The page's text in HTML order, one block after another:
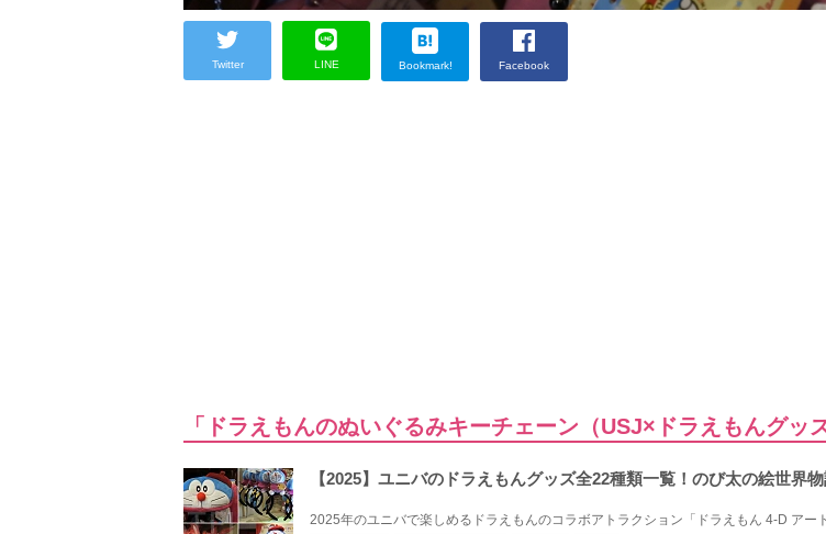
Twitter LINE Bookmark! Facebook
「ドラえもんのぬいぐるみキーチェーン（USJ×ドラえもんグ
【2025】ユニバのドラえもんグッズ全22種類一覧！のび太の絵世界
2025年のユニバで楽しめるドラえもんのコラボアトラクション「ドラえもん 4-D アー